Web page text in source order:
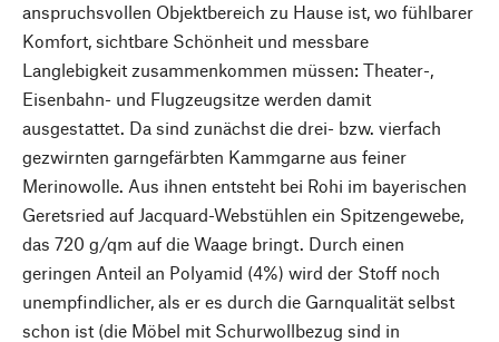
anspruchsvollen Objektbereich zu Hause ist, wo fühlbarer
Komfort, sichtbare Schönheit und messbare
Langlebigkeit zusammenkommen müssen: Theater-,
Eisenbahn- und Flugzeugsitze werden damit
ausgestattet. Da sind zunächst die drei- bzw. vierfach
gezwirnten garngefärbten Kammgarne aus feiner
Merinowolle. Aus ihnen entsteht bei Rohi im bayerischen
Geretsried auf Jacquard-Webstühlen ein Spitzengewebe,
das 720 g/qm auf die Waage bringt. Durch einen
geringen Anteil an Polyamid (4%) wird der Stoff noch
unempfindlicher, als er es durch die Garnqualität selbst
schon ist (die Möbel mit Schurwollbezug sind in